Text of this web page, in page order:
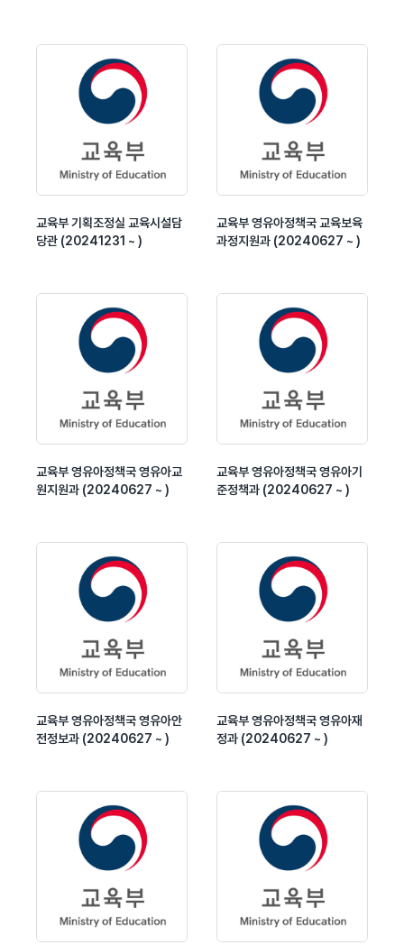
교육부 기획조정실 교육시설담
당관 (20241231 ~ )
교육부 영유아정책국 교육보육
과정지원과 (20240627 ~ )
교육부 영유아정책국 영유아교
원지원과 (20240627 ~ )
교육부 영유아정책국 영유아기
준정책과 (20240627 ~ )
교육부 영유아정책국 영유아안
전정보과 (20240627 ~ )
교육부 영유아정책국 영유아재
정과 (20240627 ~ )